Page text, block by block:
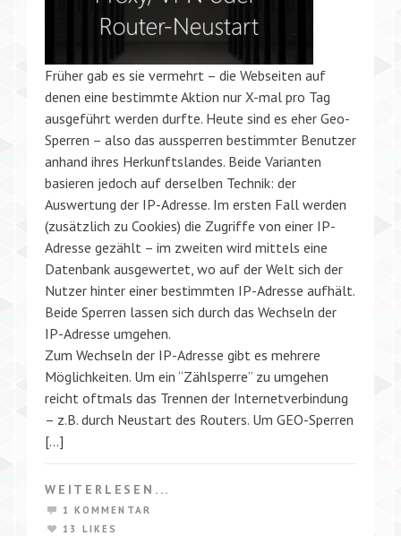
Früher gab es sie vermehrt – die Webseiten auf
denen eine bestimmte Aktion nur X-mal pro Tag
ausgeführt werden durfte. Heute sind es eher Geo-
Sperren – also das aussperren bestimmter Benutzer
anhand ihres Herkunftslandes. Beide Varianten
basieren jedoch auf derselben Technik: der
Auswertung der IP-Adresse. Im ersten Fall werden
(zusätzlich zu Cookies) die Zugriffe von einer IP-
Adresse gezählt – im zweiten wird mittels eine
Datenbank ausgewertet, wo auf der Welt sich der
Nutzer hinter einer bestimmten IP-Adresse aufhält.
Beide Sperren lassen sich durch das Wechseln der
IP-Adresse umgehen.
Zum Wechseln der IP-Adresse gibt es mehrere
Möglichkeiten. Um ein “Zählsperre” zu umgehen
reicht oftmals das Trennen der Internetverbindung
– z.B. durch Neustart des Routers. Um GEO-Sperren
[…]
WEITERLESEN...
1 KOMMENTAR
13 LIKES